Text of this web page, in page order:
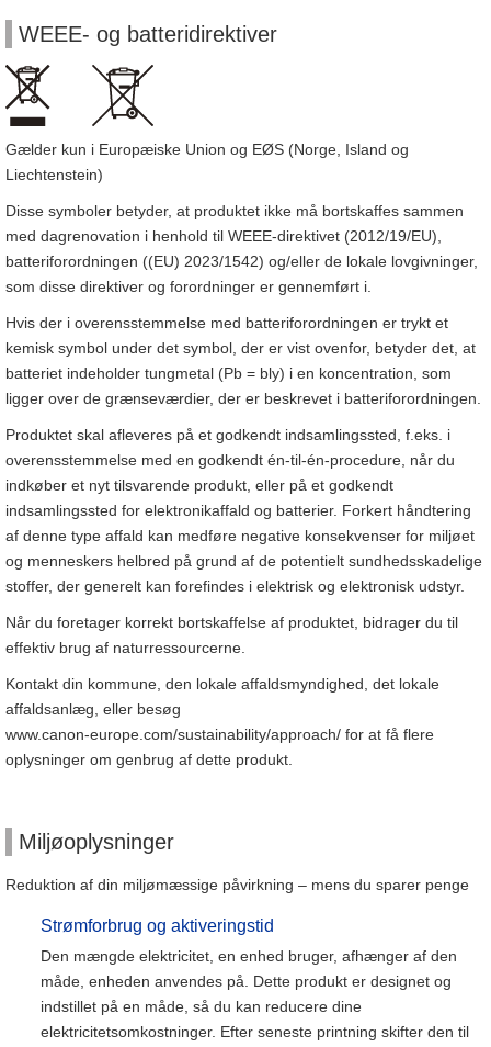
WEEE- og batteridirektiver
Gælder kun i Europæiske Union og EØS (Norge, Island og
Liechtenstein)
Disse symboler betyder, at produktet ikke må bortskaffes sammen
med dagrenovation i henhold til WEEE-direktivet (2012/19/EU),
batteriforordningen ((EU) 2023/1542) og/eller de lokale lovgivninger,
som disse direktiver og forordninger er gennemført i.
Hvis der i overensstemmelse med batteriforordningen er trykt et
kemisk symbol under det symbol, der er vist ovenfor, betyder det, at
batteriet indeholder tungmetal (Pb = bly) i en koncentration, som
ligger over de grænseværdier, der er beskrevet i batteriforordningen.
Produktet skal afleveres på et godkendt indsamlingssted, f.eks. i
overensstemmelse med en godkendt én-til-én-procedure, når du
indkøber et nyt tilsvarende produkt, eller på et godkendt
indsamlingssted for elektronikaffald og batterier. Forkert håndtering
af denne type affald kan medføre negative konsekvenser for miljøet
og menneskers helbred på grund af de potentielt sundhedsskadelige
stoffer, der generelt kan forefindes i elektrisk og elektronisk udstyr.
Når du foretager korrekt bortskaffelse af produktet, bidrager du til
effektiv brug af naturressourcerne.
Kontakt din kommune, den lokale affaldsmyndighed, det lokale
affaldsanlæg, eller besøg
www.canon-europe.com/sustainability/approach/ for at få flere
oplysninger om genbrug af dette produkt.
Miljøoplysninger
Reduktion af din miljømæssige påvirkning – mens du sparer penge
Strømforbrug og aktiveringstid
Den mængde elektricitet, en enhed bruger, afhænger af den
måde, enheden anvendes på. Dette produkt er designet og
indstillet på en måde, så du kan reducere dine
elektricitetsomkostninger. Efter seneste printning skifter den til